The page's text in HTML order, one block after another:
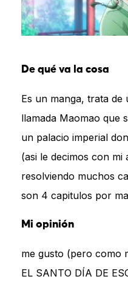
De qué va la cosa
Es un manga, trata de
llamada Maomao que
un palacio imperial
(asi le decimos con mi
resolviendo muchos
son 4 capitulos por
Mi opinión
me gusto (pero como
EL SANTO DÍA DE